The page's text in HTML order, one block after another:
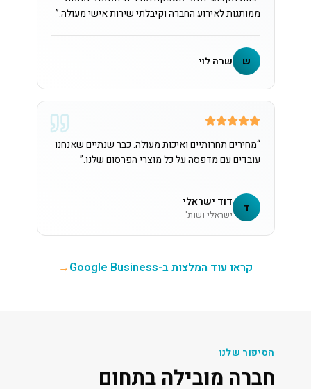
ממותגות לאירוע החברה וקיבלתי שירות אישי מעולה.”
ש שרה לוי
“מחירים תחרותיים ואיכות מעולה. כבר שנתיים שאנחנו
עובדים עם מדפסה על כל מוצרי הפרסום שלנו.”
ד דוד ישראלי
ישראלי ושות'
קראו עוד המלצות ב-Google Business →
הסיפור שלנו
חברה מובילה בתחום